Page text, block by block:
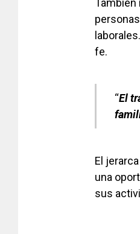
También
fe.
“El
El
una
sus